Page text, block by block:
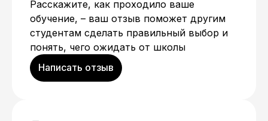
Расскажите, как проходило ваше
обучение, – ваш отзыв поможет другим
студентам сделать правильный выбор и
понять, чего ожидать от школы
Написать отзыв